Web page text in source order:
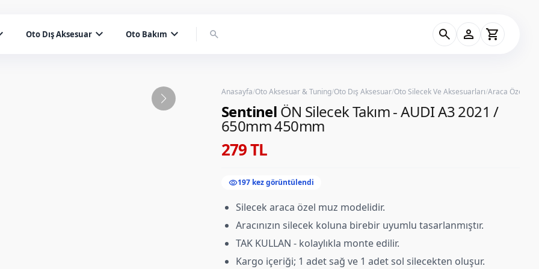
Oto Dış Aksesuar expand_more Oto Bakım expand_more search search person shopping_cart
Anasayfa/Oto Aksesuar & Tuning/Oto Dış Aksesuar/Oto Silecek Ve Aksesuarları/Araca Özel Ön
Sentinel ÖN Silecek Takım - AUDI A3 2021 /
650mm 450mm
279 TL
visibility197 kez görüntülendi
Silecek araca özel muz modelidir.
Aracınızın silecek koluna birebir uyumlu tasarlanmıştır.
TAK KULLAN - kolaylıkla monte edilir.
Kargo içeriği; 1 adet sağ ve 1 adet sol silecekten oluşur.